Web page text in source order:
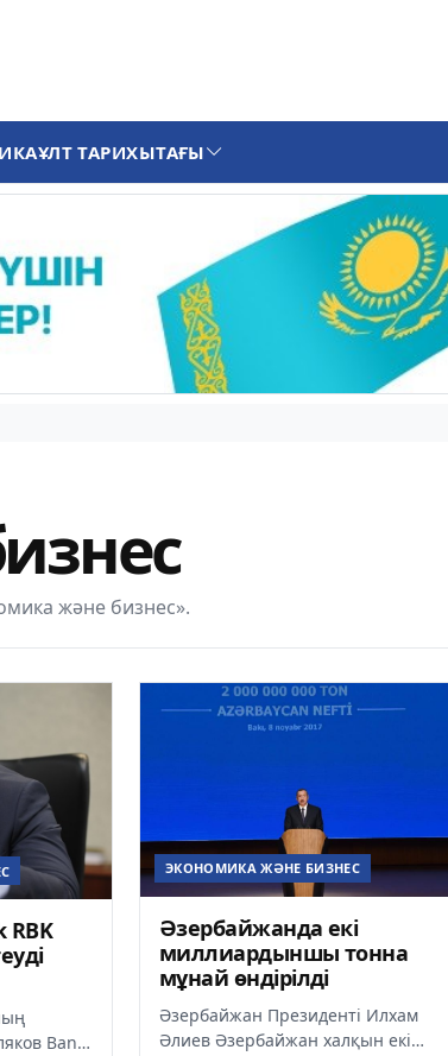
ҰЛТ ТАРИХЫТАҒЫ
және бизнес».
RBK
Bank
ЭКОНОМИКА ЖӘНЕ БИЗНЕС
Әзербайжанда екі
миллиардыншы тонна
мұнай өндірілді
Әзербайжан Президенті Илхам
Әлиев Әзербайжан халқын екі